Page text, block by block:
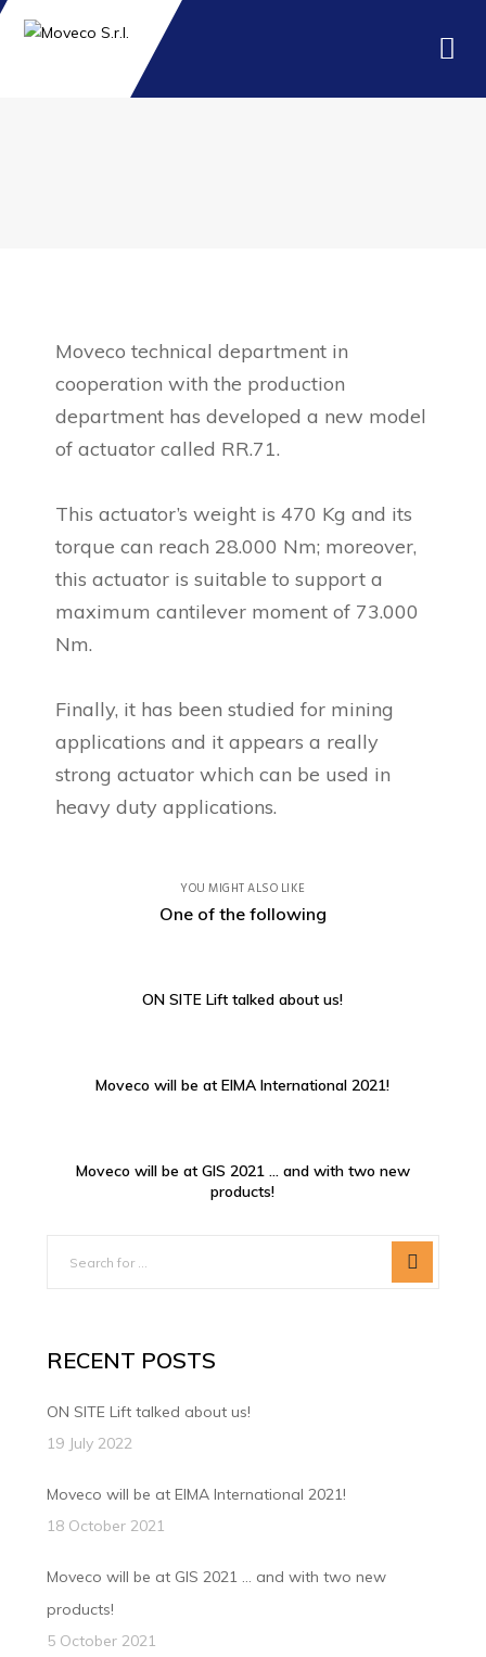
Moveco technical department in
cooperation with the production
department has developed a new model
of actuator called RR.71.
This actuator’s weight is 470 Kg and its
torque can reach 28.000 Nm; moreover,
this actuator is suitable to support a
maximum cantilever moment of 73.000
Nm.
Finally, it has been studied for mining
applications and it appears a really
strong actuator which can be used in
heavy duty applications.
YOU MIGHT ALSO LIKE
One of the following
ON SITE Lift talked about us!
Moveco will be at EIMA International 2021!
Moveco will be at GIS 2021 … and with two new
products!
RECENT POSTS
ON SITE Lift talked about us!
19 July 2022
Moveco will be at EIMA International 2021!
18 October 2021
Moveco will be at GIS 2021 … and with two new
products!
5 October 2021